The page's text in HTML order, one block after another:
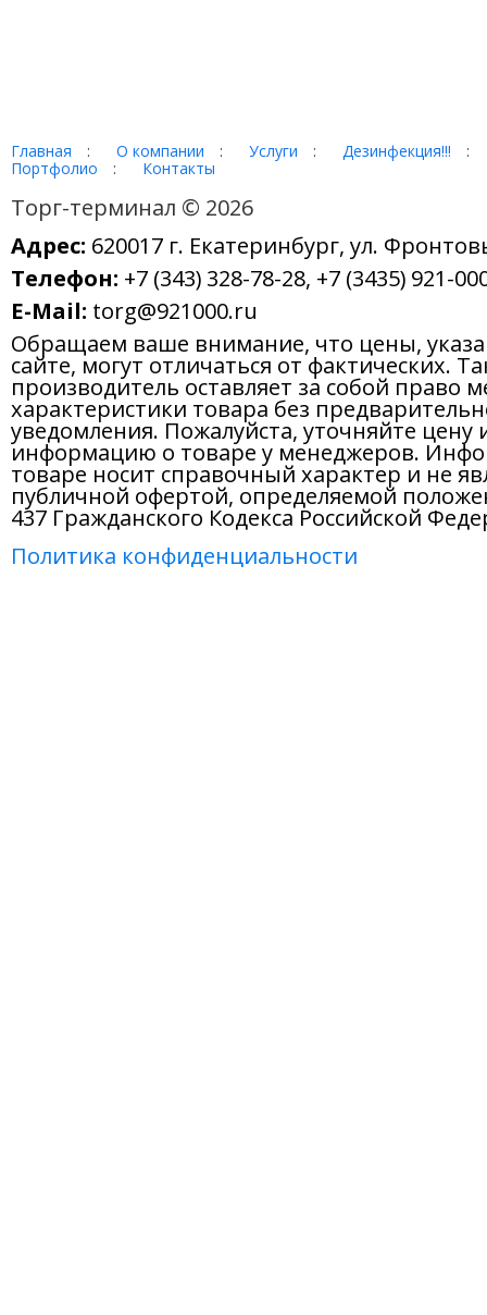
Главная : О компании : Услуги : Дезинфекция!!!
:
Портфолио
: Контакты
Торг-терминал © 2026
Адрес: 620017 г. Екатеринбург, ул.
Телефон: +7 (343) 328-78-28, +7 (3435) 921-
E-Mail: torg@921000.ru
Обращаем ваше внимание, что цены,
сайте, могут отличаться от фактических.
производитель оставляет за собой право
характеристики товара без
уведомления. Пожалуйста, уточняйте цену
информацию о товаре у менеджеров.
товаре носит справочный характер и не
публичной офертой, определяемой
437 Гражданского Кодекса Российской
Политика конфиденциальности